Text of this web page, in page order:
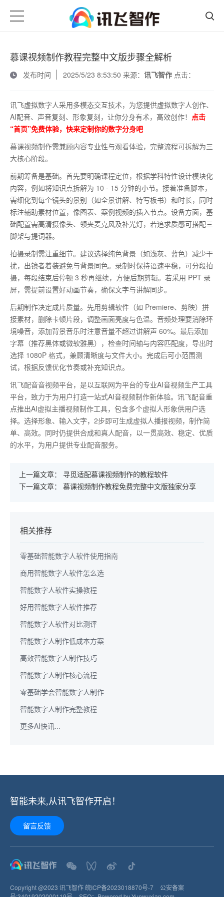
慕课视频制作教程完整中文版步骤全解析
发布时间
2025/5/23 8:53:50 来源： 讯飞智作 点击：
讯飞虚拟数字人采用多模态交互技术，为您提供虚拟数字人创作、
AI配音、声音复刻、形象复刻，让你分身有术，高效创作！ 点击
“首页”免费体验，快来定制你的数字分身吧
慕课视频制作需兼顾内容专业性与观看体验，完整流程可拆解为三
大核心阶段。
前期筹备是基础。首先要明确课程定位，根据学科特性设计模块化
内容，例如将知识点拆解为 10 - 15 分钟的小节。接着准备脚本，
需细化到每个镜头的景别（如全景讲解、特写板书）和时长，同时
标注辅助素材位置，像图表、案例视频的插入节点。设备方面，基
础配置需高清摄像头、领夹麦克风及补光灯，若追求质感可搭配三
脚架与提词器。
拍摄录制需注重细节。建议选择纯色背景（如浅灰、蓝色）减少干
扰，出镜者着装避免与背景同色。录制时保持语速平稳，可分段拍
摄，每段结束后停顿 3 秒再继续，方便后期剪辑。若采用 PPT 录
屏，需提前设置好动画节奏，确保文字与讲解同步。
后期制作决定成片质量。先用剪辑软件（如 Premiere、剪映）拼
接素材，删除卡顿片段，调整画面亮度与色温。音频处理要消除环
境噪音，添加背景音乐时注意音量不超过讲解声 60%。最后添加
字幕（推荐黑体或微软雅黑），检查时间轴与内容匹配度，导出时
选择 1080P 格式，兼顾清晰度与文件大小。完成后可小范围测
试，根据反馈优化节奏或补充知识点。
讯飞配音音视频平台，是以互联网为平台的专业AI音视频生产工具
平台，致力于为用户打造一站式AI音视频制作新体验。讯飞配音重
点推出AI虚拟主播视频制作工具，包含多个虚拟人形象供用户选
择。选择形象、输入文字，2步即可生成虚拟人播报视频，制作简
单、高效。同时仍提供合成和真人配音，以一贯高效、稳定、优质
的水平，为用户提供专业配音服务。
上一篇文章： 寻觅适配慕课视频制作的教程软件
下一篇文章： 慕课视频制作教程免费完整中文版独家分享
相关推荐
零基础智能数字人软件使用指南
商用智能数字人软件怎么选
智能数字人软件实操教程
好用智能数字人软件推荐
智能数字人软件对比测评
智能数字人制作低成本方案
高效智能数字人制作技巧
智能数字人制作核心流程
零基础学会智能数字人制作
智能数字人制作完整教程
更多AI快讯...
智能未来,从讯飞智作开启！
留言反馈
Copyright @2023 讯飞智作 皖ICP备2023018870号-7
公安备案